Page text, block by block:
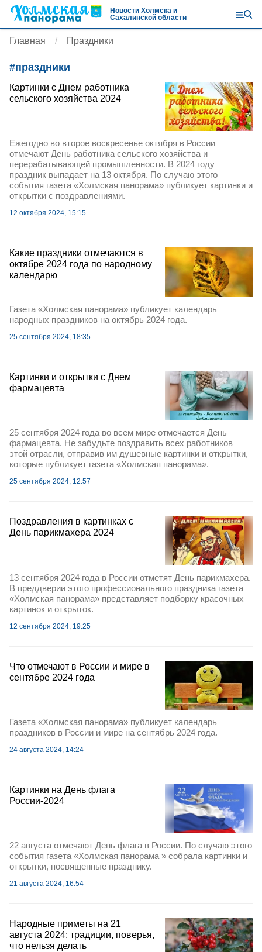
Новости Холмска и
Сахалинской области
Главная Праздники
#праздники
Картинки с Днем работника
сельского хозяйства 2024
Ежегодно во второе воскресенье октября в России
отмечают День работника сельского хозяйства и
перерабатывающей промышленности. В 2024 году
праздник выпадает на 13 октября. По случаю этого
события газета «Холмская панорама» публикует картинки и
открытки с поздравлениями.
12 октября 2024, 15:15
Какие праздники отмечаются в
октябре 2024 года по народному
календарю
Газета «Холмская панорама» публикует календарь
народных праздников на октябрь 2024 года.
25 сентября 2024, 18:35
Картинки и открытки с Днем
фармацевта
25 сентября 2024 года во всем мире отмечается День
фармацевта. Не забудьте поздравить всех работников
этой отрасли, отправив им душевные картинки и открытки,
которые публикует газета «Холмская панорама».
25 сентября 2024, 12:57
Поздравления в картинках с
День парикмахера 2024
13 сентября 2024 года в России отметят День парикмахера.
В преддверии этого профессионального праздника газета
«Холмская панорама» представляет подборку красочных
картинок и открыток.
12 сентября 2024, 19:25
Что отмечают в России и мире в
сентябре 2024 года
Газета «Холмская панорама» публикует календарь
праздников в России и мире на сентябрь 2024 года.
24 августа 2024, 14:24
Картинки на День флага
России-2024
22 августа отмечают День флага в России. По случаю этого
события газета «Холмская панорама » собрала картинки и
открытки, посвященные празднику.
21 августа 2024, 16:54
Народные приметы на 21
августа 2024: традиции, поверья,
что нельзя делать